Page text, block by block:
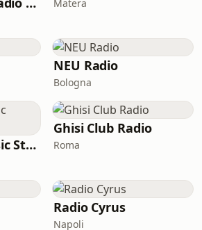
Matera
NEU Radio
Bologna
Good Fellas Music Station
Ghisi Club Radio
Roma
Radio Cyrus
Napoli